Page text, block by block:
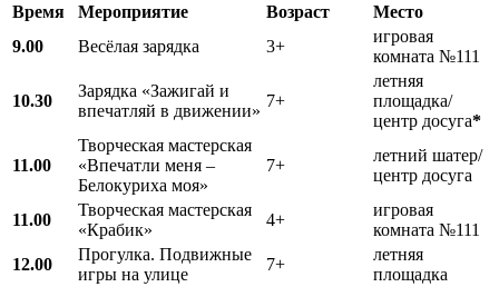
Время Мероприятие Возраст
Место
9.00
Весёлая зарядка 3+
игровая
комната №111
10.30
Зарядка «Зажигай и
впечатляй в движении»
7+
летняя
площадка/
центр досуга*
11.00
Творческая мастерская
«Впечатли меня –
Белокуриха моя»
7+
летний шатер/
центр досуга
11.00
Творческая мастерская
«Крабик»
4+
игровая
комната №111
12.00
Прогулка. Подвижные
игры на улице
7+
летняя
площадка